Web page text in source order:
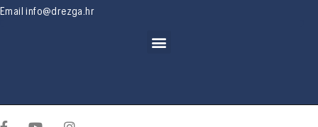
Emailinfo@drezga.hr